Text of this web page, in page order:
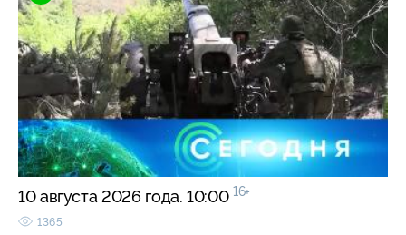
10 августа 2026 года. 10:00 16+
1365